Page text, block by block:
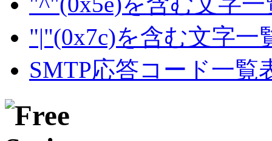
"|"(0x7c)を含む文字一
SMTP応答コード一覧